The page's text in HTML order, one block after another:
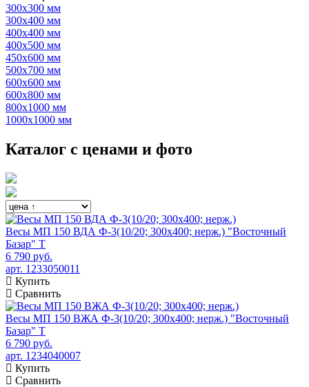
300х300 мм
300х400 мм
400х400 мм
400х500 мм
450х600 мм
500х700 мм
600х600 мм
600х800 мм
800х1000 мм
1000х1000 мм
Каталог с ценами и фото
Весы МП 150 ВДА Ф-3(10/20; 300х400; нерж.) "Восточный
Базар" Т
6 790 руб.
арт. 1233050011
Купить
Сравнить
Весы МП 150 ВЖА Ф-3(10/20; 300х400; нерж.) "Восточный
Базар" Т
6 790 руб.
арт. 1234040007
Купить
Сравнить